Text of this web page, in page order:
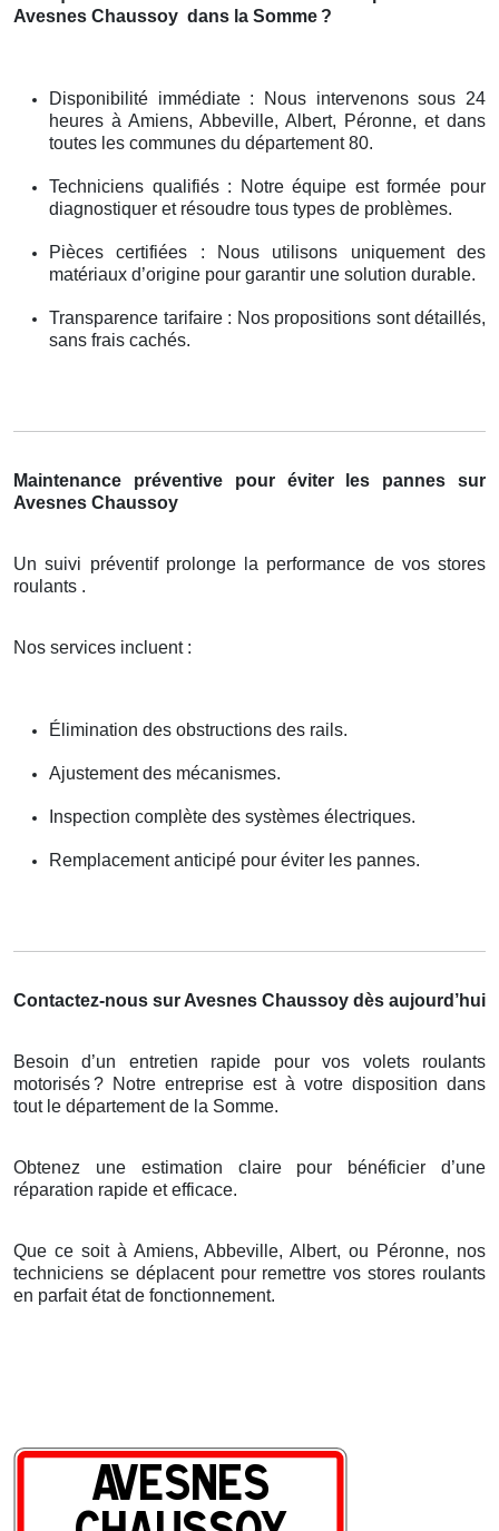
Avesnes Chaussoy dans la Somme ?
Disponibilité immédiate : Nous intervenons sous 24
heures à Amiens, Abbeville, Albert, Péronne, et dans
toutes les communes du département 80.
Techniciens qualifiés : Notre équipe est formée pour
diagnostiquer et résoudre tous types de problèmes.
Pièces certifiées : Nous utilisons uniquement des
matériaux d’origine pour garantir une solution durable.
Transparence tarifaire : Nos propositions sont détaillés,
sans frais cachés.
Maintenance préventive pour éviter les pannes sur
Avesnes Chaussoy
Un suivi préventif prolonge la performance de vos stores
roulants .
Nos services incluent :
Élimination des obstructions des rails.
Ajustement des mécanismes.
Inspection complète des systèmes électriques.
Remplacement anticipé pour éviter les pannes.
Contactez-nous sur Avesnes Chaussoy dès aujourd’hui
Besoin d’un entretien rapide pour vos volets roulants
motorisés? Notre entreprise est à votre disposition dans
tout le département de la Somme.
Obtenez une estimation claire pour bénéficier d’une
réparation rapide et efficace.
Que ce soit à Amiens, Abbeville, Albert, ou Péronne, nos
techniciens se déplacent pour remettre vos stores roulants
en parfait état de fonctionnement.